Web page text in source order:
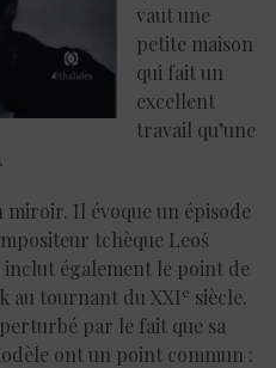
vaut une
petite maison
qui fait un
excellent
travail qu’une
miroir. Il évoque un épisode
tchèque Leoš
inclut également le point de
au tournant du XXIe siècle.
par le fait que sa
ont un point commun :